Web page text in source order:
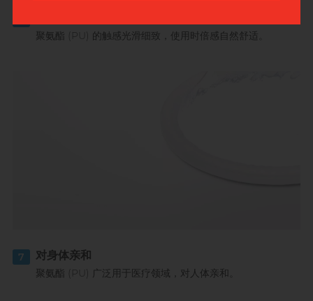
聚氨酯 (PU) 的触感光滑细致，使用时倍感自然舒适。
7 对身体亲和
聚氨酯 (PU) 广泛用于医疗领域，对人体亲和。